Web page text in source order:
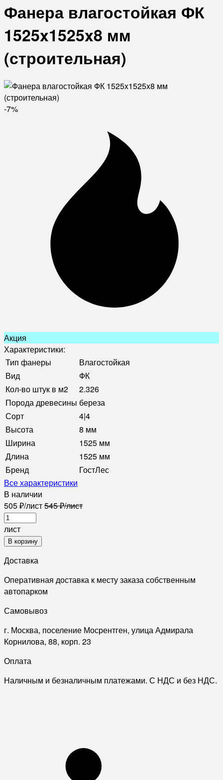
Фанера влагостойкая ФК
1525x1525x8 мм
(строительная)
-7%
Акция
Характеристики:
Тип фанеры
Влагостойкая
Вид
ФК
Кол-во штук в м2
2.326
Порода древесины береза
Сорт
4|4
Высота
8 мм
Ширина
1525 мм
Длина
1525 мм
Бренд
ГостЛес
Все характеристики
В наличии
505₽/лист545₽/лист
лист
В корзину
Доставка
Оперативная доставка к месту заказа собственным
автопарком
Самовывоз
г. Москва, поселение Мосрентген, улица Адмирала
Корнилова, 88, корп. 23
Оплата
Наличным и безналичным платежами. С НДС и без НДС.